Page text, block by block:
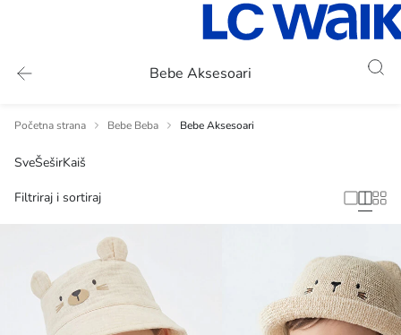
Bebe Aksesoari
Početna strana Bebe Beba Bebe Aksesoari
SveŠeširKaiš
Filtriraj i sortiraj